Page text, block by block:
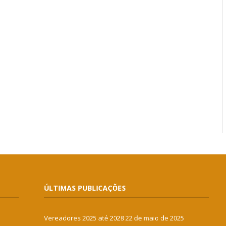
ÚLTIMAS PUBLICAÇÕES
Vereadores 2025 até 202822 de maio de 2025